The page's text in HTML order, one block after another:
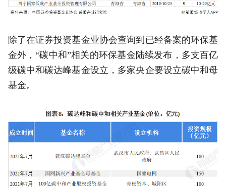
除了在证券投资基金业协会查询到已经备案的环保基
金外，“碳中和”相关的环保基金陆续发布，多支百亿
级碳中和碳达峰基金设立，多家央企要设立碳中和母
基金。